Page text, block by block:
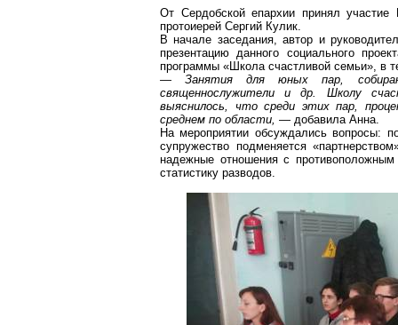
От Сердобскойепархии принял участие
протоиерей Сергий Кулик.
В начале заседания, автор и
презентацию данного социального
программы «Школа счастливой семьи», в
— Занятия для юных пар,
священнослужители и др. Школу
выяснилось, что среди этих пар,
среднем по области, — добавила Анна.
На мероприятии обсуждались вопросы:
супружество подменяется
надежные отношения с
статистику разводов.